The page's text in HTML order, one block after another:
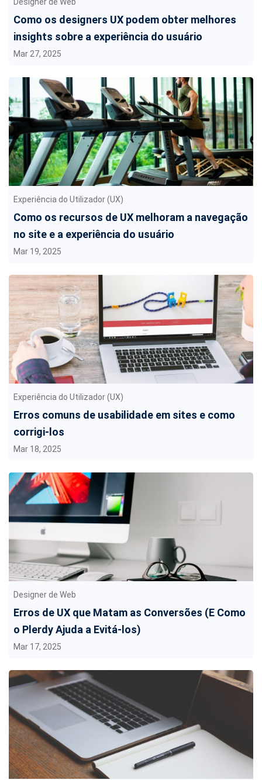
Como os designers UX podem obter melhores
insights sobre a experiência do usuário
Mar 27, 2025
Experiência do Utilizador (UX)
Como os recursos de UX melhoram a navegação
no site e a experiência do usuário
Mar 19, 2025
Experiência do Utilizador (UX)
Erros comuns de usabilidade em sites e como
corrigi-los
Mar 18, 2025
Designer de Web
Erros de UX que Matam as Conversões (E Como
o Plerdy Ajuda a Evitá-los)
Mar 17, 2025